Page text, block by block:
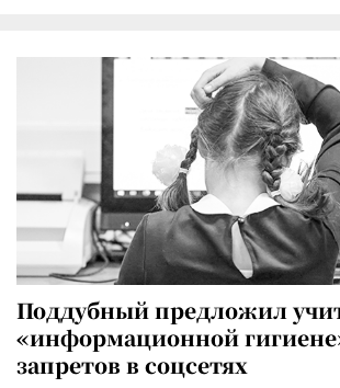
Поддубный предложил
«информационной
запретов в соцсетях